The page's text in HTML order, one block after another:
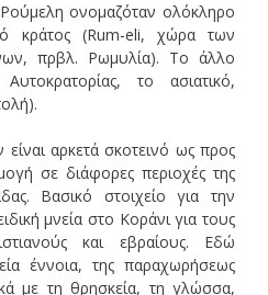
ονομαζόταν ολόκληρο
κράτος (Rum-eli, χώρα των
πρβλ. Ρωμυλία). Το άλλο
το ασιατικό,
αρκετά σκοτεινό ως προς
σε διάφορες περιοχές της
Βασικό στοιχείο για την
μνεία στο Κοράνι για τους
και εβραίους. Εδώ
έννοια, της παραχωρήσεως
με τη θρησκεία, τη γλώσσα,